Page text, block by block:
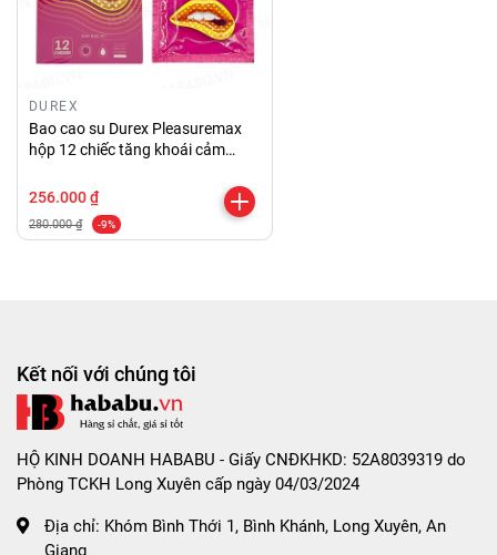
vật đang cương cứng, vuốt phần bao cuốn cho đến
khi ra hết cuộn hoặc đến sát góc dương vật.
tránh làm tràn tinh dịch.
- Thắt nút miệng bao và bỏ vào thùng rác.
CHÍNH SÁCH ĐỔI TRẢ - BẢO HÀNH:
Shop để được hỗ trợ tốt nhất nha.
- Để màn dạo đầu thêm thăng hoa, bạn có thể dùng
thêm gel quan hệ bằng miệng (có thể nuốt được),
kẹo ngậm the mát thơm miệng.
DUREX
Bao cao su Durex Pleasuremax
hộp 12 chiếc tăng khoái cảm
256.000 ₫
280.000 ₫ -9%
Kết nối với chúng tôi
HỘ KINH DOANH HABABU - Giấy CNĐKHKD: 52A8039319 do
Phòng TCKH Long Xuyên cấp ngày 04/03/2024
Địa chỉ: Khóm Bình Thới 1, Bình Khánh, Long Xuyên, An
Giang